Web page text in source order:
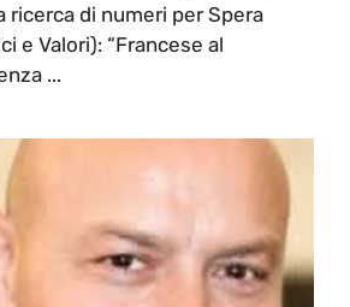
ricerca di numeri per Spera
e Valori): “Francese al
...